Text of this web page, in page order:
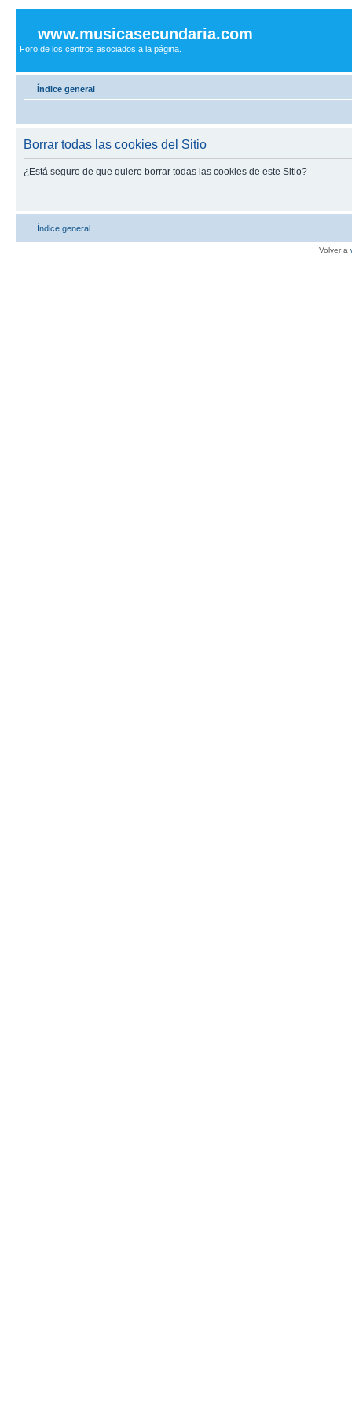
www.musicasecundaria.com
Foro de los centros asociados a la página.
Índice general
Borrar todas las cookies del Sitio
¿Está seguro de que quiere borrar todas las cookies de este Sitio?
Índice general
Volver a